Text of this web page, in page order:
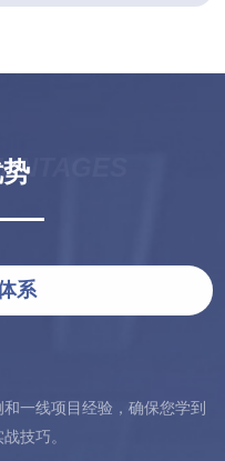
系
一线项目经验，确保您学到
技巧。